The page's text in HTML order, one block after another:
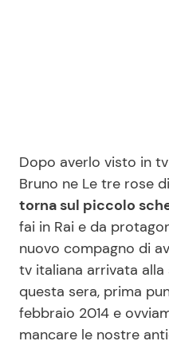
Salute
Viaggi e Turismo
Festività
Seguici
Dopo averlo visto in
Bruno ne Le tre rose
torna sul piccolo
fai in Rai e da
nuovo compagno di
tv italiana arrivata
questa sera, prima
febbraio 2014 e
mancare le nostre